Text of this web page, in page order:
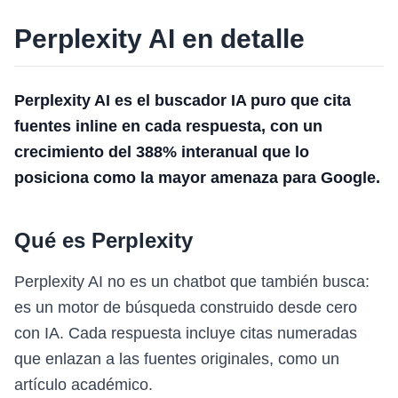
Perplexity AI en detalle
Perplexity AI es el buscador IA puro que cita
fuentes inline en cada respuesta, con un
crecimiento del 388% interanual que lo
posiciona como la mayor amenaza para Google.
Qué es Perplexity
Perplexity AI no es un chatbot que también busca:
es un motor de búsqueda construido desde cero
con IA. Cada respuesta incluye citas numeradas
que enlazan a las fuentes originales, como un
artículo académico.